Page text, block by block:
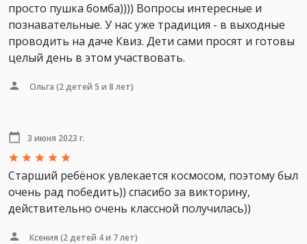
просто пушка бомба)))) Вопросы интересные и
познавательные. У нас уже традиция - в выходные
проводить на даче Квиз. Дети сами просят и готовы
целый день в этом участвовать.
Ольга (2 детей 5 и 8 лет)
3 июня 2023 г.
Старший ребёнок увлекается космосом, поэтому был
очень рад победить)) спасибо за викторину,
действительно очень классной получилась))
Ксения (2 детей 4 и 7 лет)